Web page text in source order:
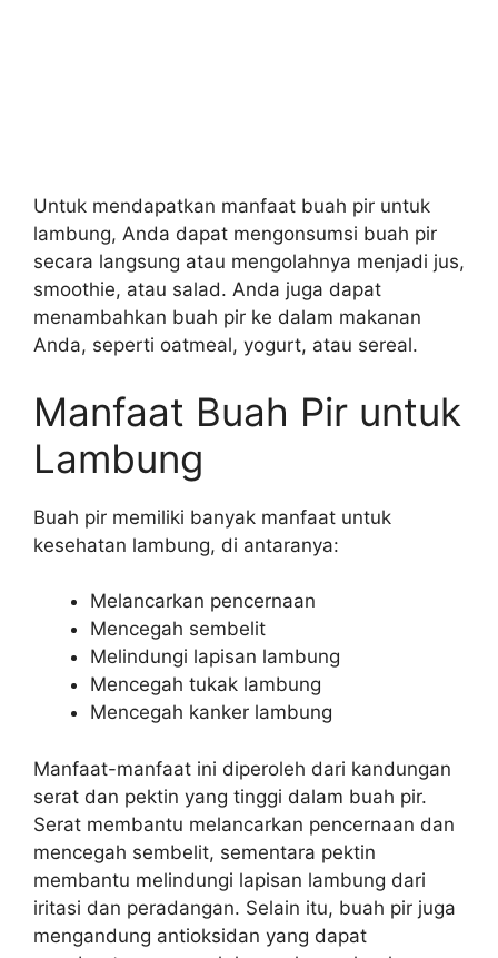
Untuk mendapatkan manfaat buah pir untuk
lambung, Anda dapat mengonsumsi buah pir
secara langsung atau mengolahnya menjadi jus,
smoothie, atau salad. Anda juga dapat
menambahkan buah pir ke dalam makanan
Anda, seperti oatmeal, yogurt, atau sereal.
Manfaat Buah Pir untuk
Lambung
Buah pir memiliki banyak manfaat untuk
kesehatan lambung, di antaranya:
Melancarkan pencernaan
Mencegah sembelit
Melindungi lapisan lambung
Mencegah tukak lambung
Mencegah kanker lambung
Manfaat-manfaat ini diperoleh dari kandungan
serat dan pektin yang tinggi dalam buah pir.
Serat membantu melancarkan pencernaan dan
mencegah sembelit, sementara pektin
membantu melindungi lapisan lambung dari
iritasi dan peradangan. Selain itu, buah pir juga
mengandung antioksidan yang dapat